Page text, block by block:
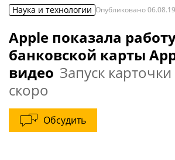
Наука и технологии Опубликовано
Apple показала
банковской карты
видео Запуск
скоро
Обсудить